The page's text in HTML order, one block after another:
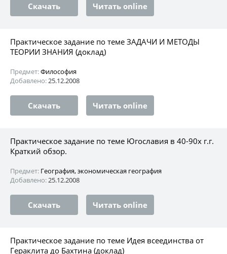
Скачать Читать online
Практическое задание по теме ЗАДАЧИ И МЕТОДЫ
ТЕОPИИ ЗНАНИЯ (доклад)
Предмет:Философия
Добавлено:25.12.2008
Скачать Читать online
Практическое задание по теме Югославия в 40-90х г.г.
Краткий обзор.
Предмет: География, экономическая география
Добавлено:25.12.2008
Скачать Читать online
Практическое задание по теме Идея всеединства от
Геpаклита до Бахтина (доклад)